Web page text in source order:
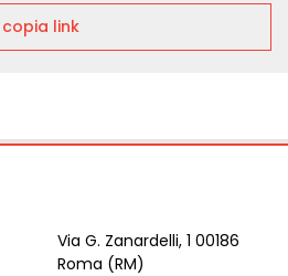
copia link
Via G. Zanardelli, 1 00186
Roma (RM)